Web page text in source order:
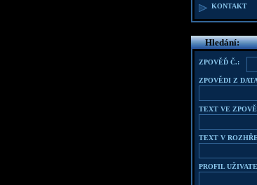
KONTAKT
Hledání:
ZPOVĚĎ Č.:
ZPOVĚDI Z
TEXT VE
TEXT V
PROFIL